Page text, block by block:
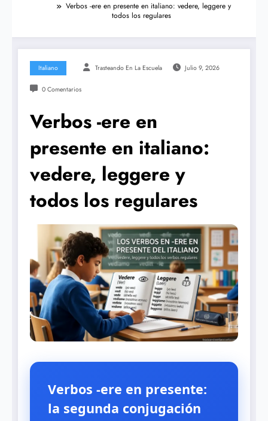
Verbos -ere en presente en italiano: vedere, leggere y
todos los regulares
Italiano Trasteando En La Escuela Julio 9, 2026
0 Comentarios
Verbos -ere en
presente en italiano:
vedere, leggere y
todos los regulares
Verbos -ere en presente:
la segunda conjugación